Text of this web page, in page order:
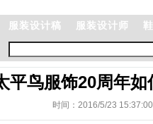
服装设计稿 服装设计师
平鸟服饰20周年
时间：2016/5/23